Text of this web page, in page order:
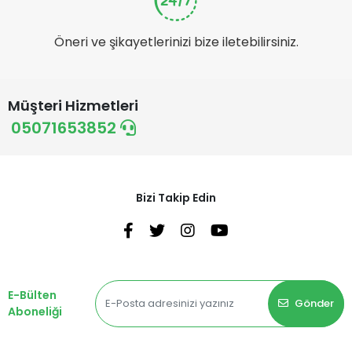
Öneri ve şikayetlerinizi bize iletebilirsiniz.
Müşteri Hizmetleri
05071653852
Bizi Takip Edin
E-Bülten
Aboneliği
Gönder